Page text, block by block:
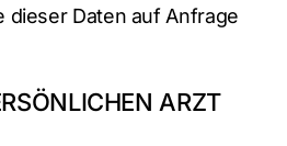
dieser Daten auf Anfrage
ARZT